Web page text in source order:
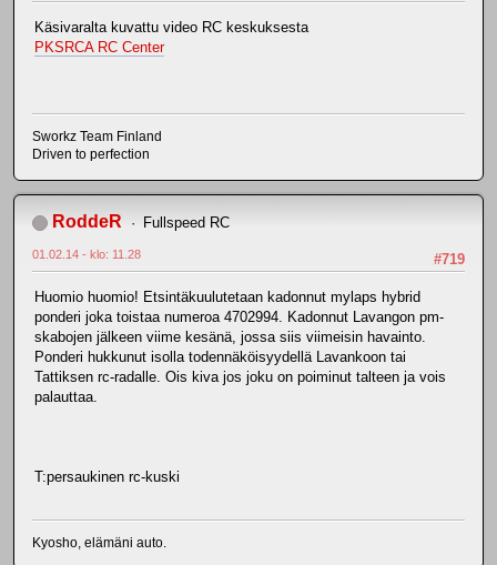
Käsivaralta kuvattu video RC keskuksesta
PKSRCA RC Center
Sworkz Team Finland
Driven to perfection
RoddeR Fullspeed RC
#719
01.02.14 - klo: 11.28
Huomio huomio! Etsintäkuulutetaan kadonnut mylaps hybrid
ponderi joka toistaa numeroa 4702994. Kadonnut Lavangon pm-
skabojen jälkeen viime kesänä, jossa siis viimeisin havainto.
Ponderi hukkunut isolla todennäköisyydellä Lavankoon tai
Tattiksen rc-radalle. Ois kiva jos joku on poiminut talteen ja vois
palauttaa.
T:persaukinen rc-kuski
Kyosho, elämäni auto.